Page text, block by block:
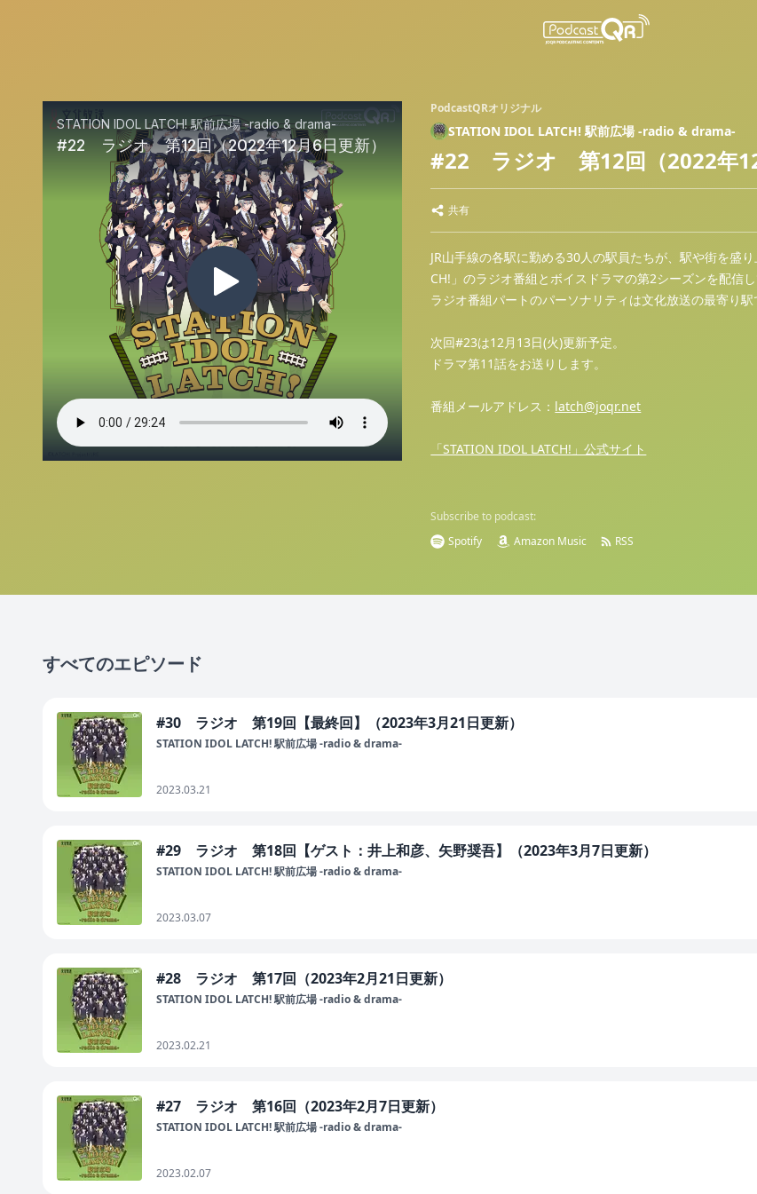
PodcastQRオリジナル
STATION IDOL LATCH! 駅前広場 -radio & drama-
#22 ラジオ 第12回（2022年12
共有
JR山手線の各駅に勤める30人の駅員たちが、駅や街を盛
CH!」のラジオ番組とボイスドラマの第2シーズンを配信
ラジオ番組パートのパーソナリティは文化放送の最寄
次回#23は12月13日(火)更新予定。
ドラマ第11話をお送りします。
番組メールアドレス： latch@joqr.net
「STATION IDOL LATCH!」公式サイト
Subscribe to podcast:
Spotify
Amazon Music RSS
すべてのエピソード
#30 ラジオ 第19回【最終回】（2023年3月21日更新）
STATION IDOL LATCH! 駅前広場 -radio & drama-
2023.03.21
#29 ラジオ 第18回【ゲスト：井上和彦、矢野奨吾】（2023年3月7日更新）
STATION IDOL LATCH! 駅前広場 -radio & drama-
2023.03.07
#28 ラジオ 第17回（2023年2月21日更新）
STATION IDOL LATCH! 駅前広場 -radio & drama-
2023.02.21
#27 ラジオ 第16回（2023年2月7日更新）
STATION IDOL LATCH! 駅前広場 -radio & drama-
2023.02.07